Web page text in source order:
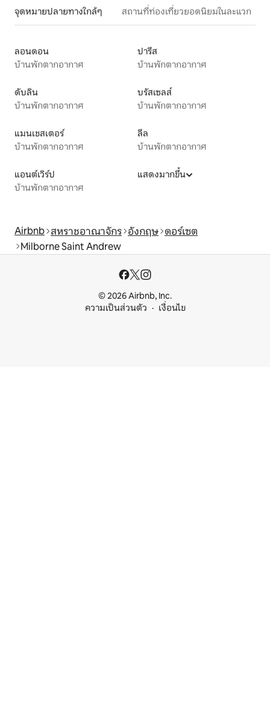
จุดหมายปลายทางใกล้ๆ สถานที่ท่องเที่ยวยอดนิยมในละแวก
ลอนดอน
บ้านพักตากอากาศ
ปารีส
บ้านพักตากอากาศ
ดับลิน
บ้านพักตากอากาศ
บรัสเซลส์
บ้านพักตากอากาศ
แมนเชสเตอร์
บ้านพักตากอากาศ
ลีล
บ้านพักตากอากาศ
แอนต์เวิร์ป
บ้านพักตากอากาศ
แสดงมากขึ้น
Airbnb สหราชอาณาจักร อังกฤษ ดอร์เซต
Milborne Saint Andrew
© 2026 Airbnb, Inc.
ความเป็นส่วนตัว
เงื่อนไข